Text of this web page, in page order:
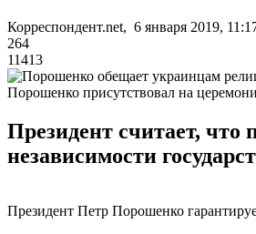
Корреспондент.net, 6 января 2019,
264
11413
Порошенко присутствовал на
Президент считает,
независимости
Президент Петр Порошенко